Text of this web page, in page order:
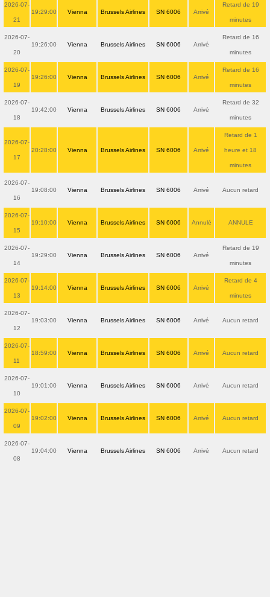
2026-07-
21
19:29:00 Vienna Brussels Airlines SN 6006 Arrivé
Retard de 19
minutes
2026-07-
20
19:26:00 Vienna Brussels Airlines SN 6006 Arrivé
Retard de 16
minutes
2026-07-
19
19:26:00 Vienna Brussels Airlines SN 6006 Arrivé
Retard de 16
minutes
2026-07-
18
19:42:00 Vienna Brussels Airlines SN 6006 Arrivé
Retard de 32
minutes
2026-07-
17
20:28:00 Vienna Brussels Airlines SN 6006 Arrivé
Retard de 1
heure et 18
minutes
2026-07-
16
19:08:00 Vienna Brussels Airlines SN 6006 Arrivé Aucun retard
2026-07-
15
19:10:00 Vienna Brussels Airlines SN 6006 Annulé ANNULE
2026-07-
14
19:29:00 Vienna Brussels Airlines SN 6006 Arrivé
Retard de 19
minutes
2026-07-
13
19:14:00 Vienna Brussels Airlines SN 6006 Arrivé
Retard de 4
minutes
2026-07-
12
19:03:00 Vienna Brussels Airlines SN 6006 Arrivé Aucun retard
2026-07-
11
18:59:00 Vienna Brussels Airlines SN 6006 Arrivé Aucun retard
2026-07-
10
19:01:00 Vienna Brussels Airlines SN 6006 Arrivé Aucun retard
2026-07-
09
19:02:00 Vienna Brussels Airlines SN 6006 Arrivé Aucun retard
2026-07-
08
19:04:00 Vienna Brussels Airlines SN 6006 Arrivé Aucun retard